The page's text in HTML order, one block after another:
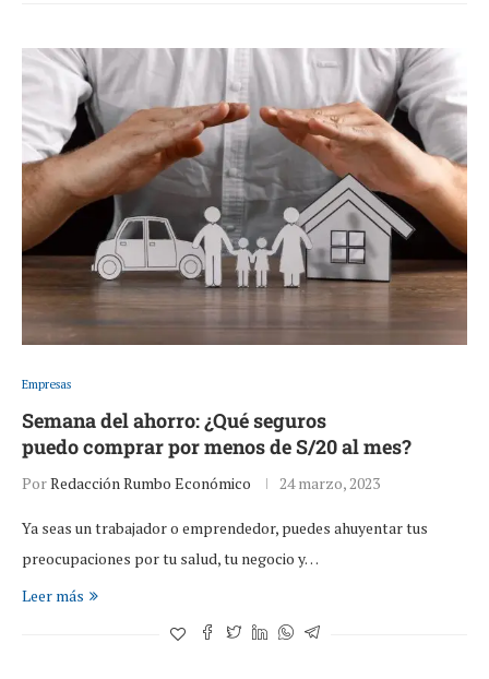
Empresas
Semana del ahorro: ¿Qué seguros
puedo comprar por menos de S/20 al mes?
PorRedacción Rumbo Económico 24 marzo, 2023
Ya seas un trabajador o emprendedor, puedes ahuyentar tus
preocupaciones por tu salud, tu negocio y…
Leer más